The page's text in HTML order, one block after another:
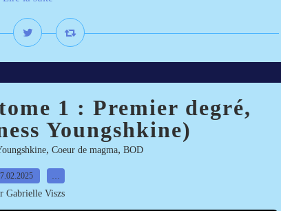
1 : Premier degré,
Youngshkine)
, Coeur de magma, BOD
…
Gabrielle Viszs